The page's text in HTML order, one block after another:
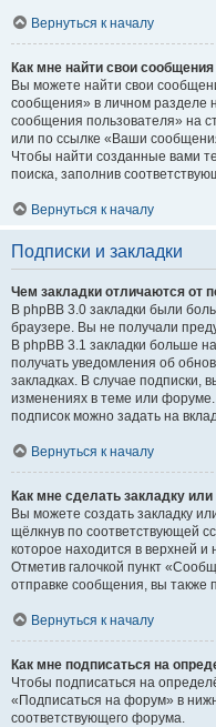
Вернуться к началу
Как мне найти свои
Вы можете найти свои
сообщения» в личном разделе
сообщения пользователя» на
или по ссылке «Ваши
Чтобы найти созданные вами
поиска, заполнив
Вернуться к началу
Подписки и закладки
Чем закладки отличаются от
В phpBB 3.0 закладки были
браузере. Вы не получали
В phpBB 3.1 закладки больше
получать уведомления об
закладках. В случае подписки,
изменениях в теме или
подписок можно задать на
Вернуться к началу
Как мне сделать закладку
Вы можете создать закладку
щёлкнув по соответствующей
которое находится в верхней
Отметив галочкой пункт
отправке сообщения, вы также
Вернуться к началу
Как мне подписаться на
Чтобы подписаться на
«Подписаться на форум» в
соответствующего форума.